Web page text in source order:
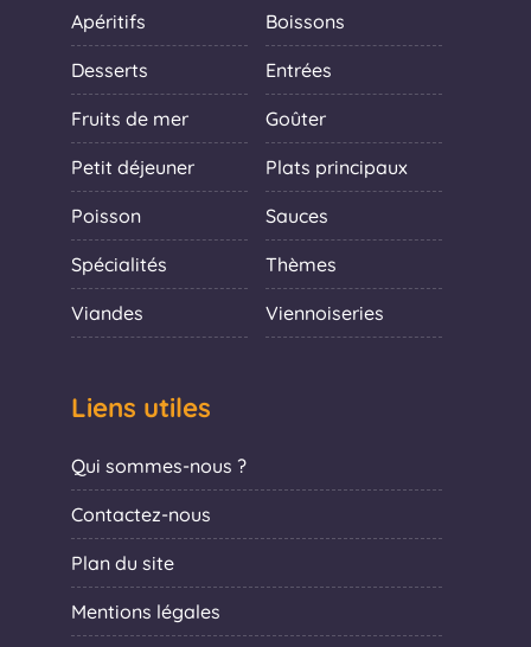
Apéritifs Boissons
Desserts Entrées
Fruits de mer Goûter
Petit déjeuner Plats principaux
Poisson Sauces
Spécialités Thèmes
Viandes Viennoiseries
Liens utiles
Qui sommes-nous ?
Contactez-nous
Plan du site
Mentions légales